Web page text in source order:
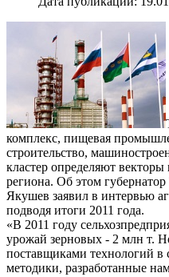
комплекс, пищевая
строительство,
кластер определяют
региона. Об этом
Якушев заявил в интервью
подводя итоги 2011 года.
«В 2011 году
урожай зерновых - 2 млн т.
поставщиками технологий в
методики, разработанные